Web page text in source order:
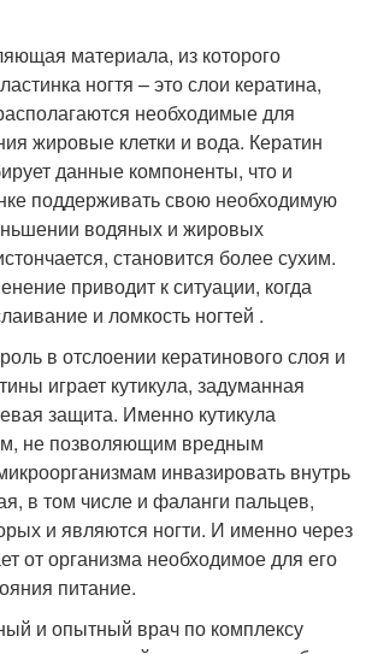
материала, из которого
ногтя – это слои кератина,
необходимые для
жировые клетки и вода. Кератин
данные компоненты, что и
поддерживать свою необходимую
водяных и жировых
становится более сухим.
приводит к ситуации, когда
и ломкость ногтей .
в отслоении кератинового слоя и
играет кутикула, задуманная
защита. Именно кутикула
не позволяющим вредным
инвазировать внутрь
в том числе и фаланги пальцев,
и являются ногти. И именно через
от организма необходимое для его
питание.
и опытный врач по комплексу